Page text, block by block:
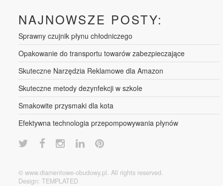
NAJNOWSZE POSTY:
Sprawny czujnik płynu chłodniczego
Opakowanie do transportu towarów zabezpieczające
Skuteczne Narzędzia Reklamowe dla Amazon
Skuteczne metody dezynfekcji w szkole
Smakowite przysmaki dla kota
Efektywna technologia przepompowywania płynów
© www.diamentowe-obudowy.pl. All rights reserved.
Design:TEMPLATED